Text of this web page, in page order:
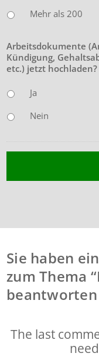
Mehr als 200
Arbeitsdokumente
Kündigung,
etc.) jetzt hochladen?
Ja
Nein
Sie haben
zum Thema
The last